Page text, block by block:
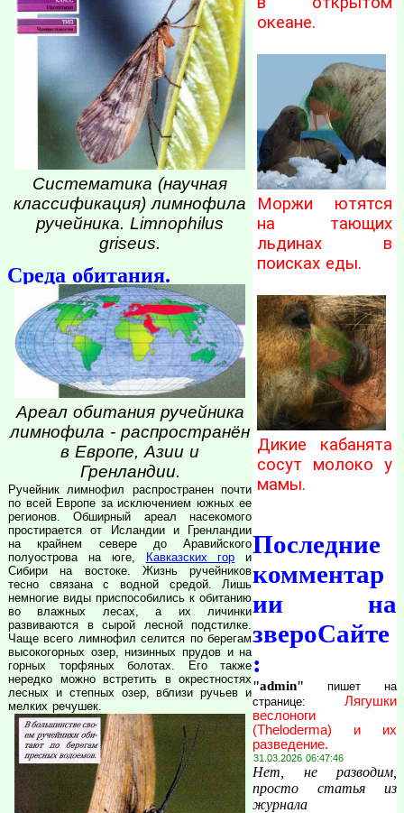
Систематика (научная
классификация) лимнофила
ручейника. Limnophilus
griseus.
Среда обитания.
Ареал обитания ручейника
лимнофила - распространён
в Европе, Азии и
Гренландии.
Ручейник лимнофил распространен почти
по всей Европе за исключением южных ее
регионов. Обширный ареал насекомого
простирается от Исландии и Гренландии
на крайнем севере до Аравийского
полуострова на юге, Кавказских гор и
Сибири на востоке. Жизнь ручейников
тесно связана с водной средой. Лишь
немногие виды приспособились к обитанию
во влажных лесах, а их личинки
развиваются в сырой лесной подстилке.
Чаще всего лимнофил селится по берегам
высокогорных озер, низинных прудов и на
горных торфяных болотах. Его также
нередко можно встретить в окрестностях
лесных и степных озер, вблизи ручьев и
мелких речушек.
океане.
Моржи ютятся
на тающих
льдинах в
поисках еды.
Дикие кабанята
сосут молоко у
мамы.
Последние
комментар
ии на
звероСайте
:
"admin" пишет на
странице: Лягушки
веслоноги
(Theloderma) и их
разведение.
31.03.2026 06:47:46
Нет, не разводим,
просто статья из
журнала